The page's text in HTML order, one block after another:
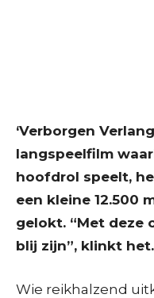
‘Verborgen
langspeelfilm
hoofdrol speelt,
een kleine 12.500
gelokt. “Met deze
blij zijn”, klinkt het.
Wie reikhalzend